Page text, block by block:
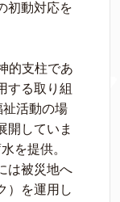
初動対応を
的支柱であ
する取り組
活動の場
開していま
を提供。
は被災地へ
）を運用し